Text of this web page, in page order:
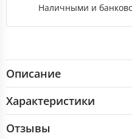
Наличными и
Описание
Характеристики
Отзывы